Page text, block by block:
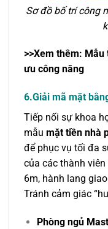
Sơ đồ bố trí công
>>Xem thêm:
ưu công năng
6.Giải mã mặt
Tiếp nối sự khoa
mẫu mặt tiền nhà
để phục vụ tối đa
của các thành
6m, hành lang
Tránh cảm giác
Phòng ngủ